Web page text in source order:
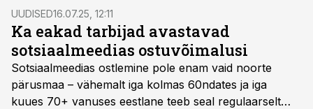
tõenäosusega hoogu maha tõmbama.
UUDISED16.07.25, 12:11
Ka eakad tarbijad avastavad
sotsiaalmeedias ostuvõimalusi
Sotsiaalmeedias ostlemine pole enam vaid noorte
pärusmaa – vähemalt iga kolmas 60ndates ja iga
kuues 70+ vanuses eestlane teeb seal regulaarselt